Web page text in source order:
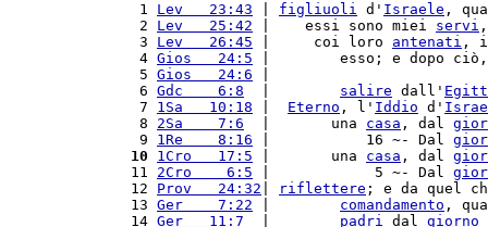
1 Lev   23:43 figliuoli d' Israele ,
2 Lev   25:42 |    essi sono miei servi
3 Lev   26:45 |     coi loro antenati ,
4 Gios   24:5 |        esso; e dopo
5 Gios   24:6
6 Gdc    6:8 salire dall'
7 1Sa   10:18 Eterno , l' Iddio d'
8 2Sa    7:6
  |       una
casa , dal
9 1Re    8:16 |           16 ~- Dal
10
1Cro   17:5 |       una casa , dal
11 2Cro    6:5 |            5 ~- Dal
12 Prov   24:32 riflettere ; e da quel
13 Ger    7:22 comandamento ,
14 Ger   11:7 padri dal giorno